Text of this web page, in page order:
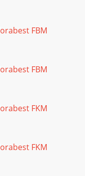
FBM
FBM
FKM
FKM